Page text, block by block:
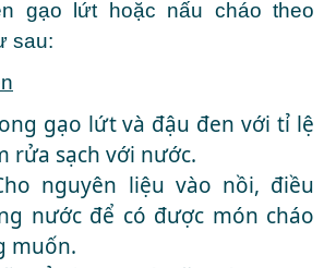
gạo lứt hoặc nấu cháo theo
sau:
gạo lứt và đậu đen với tỉ lệ
rửa sạch với nước.
nguyên liệu vào nồi, điều
nước để có được món cháo
muốn.